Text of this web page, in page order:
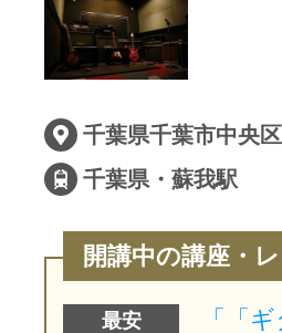
千葉県千葉市中央
千葉県・蘇我駅
開講中の講座・
最安